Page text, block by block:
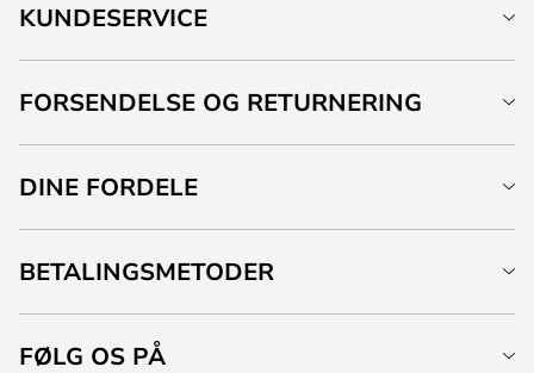
KUNDESERVICE
FORSENDELSE OG RETURNERING
DINE FORDELE
BETALINGSMETODER
FØLG OS PÅ